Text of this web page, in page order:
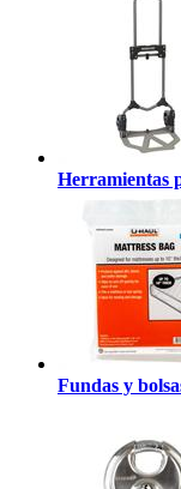
Herramientas
Fundas y